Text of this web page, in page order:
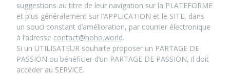
suggestions au titre de leur navigation sur la PLATEFORME
et plus généralement sur l’APPLICATION et le SITE, dans
un souci constant d’amélioration, par courrier électronique
à l’adresse contact@noho.world.
Si un UTILISATEUR souhaite proposer un PARTAGE DE
PASSION ou bénéficier d’un PARTAGE DE PASSION, il doit
accéder au SERVICE.